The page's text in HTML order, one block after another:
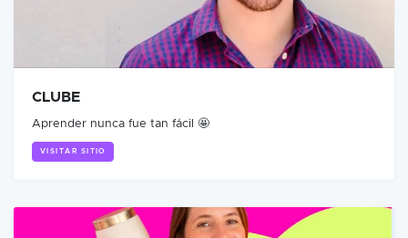
CLUBE
Aprender nunca fue tan fácil 🤩
VISITAR SITIO